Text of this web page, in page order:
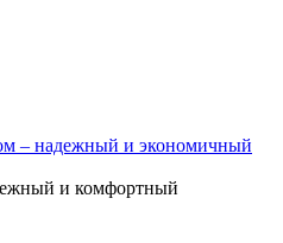
– надежный и экономичный
и комфортный